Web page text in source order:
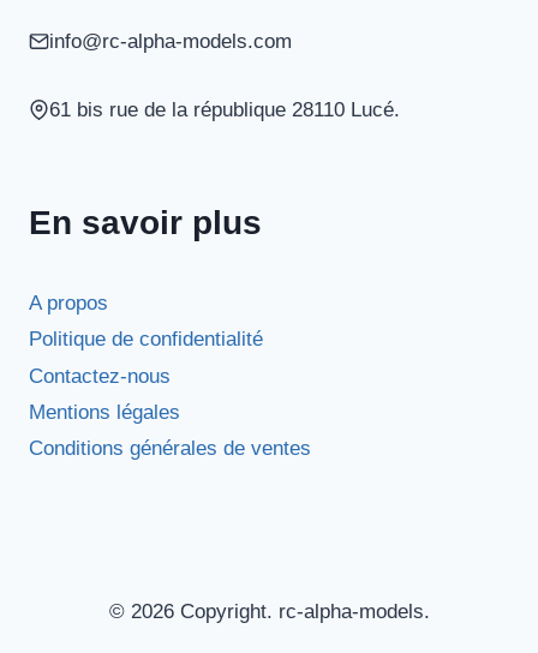
info@rc-alpha-models.com
61 bis rue de la république 28110 Lucé.
En savoir plus
A propos
Politique de confidentialité
Contactez-nous
Mentions légales
Conditions générales de ventes
© 2026 Copyright. rc-alpha-models.